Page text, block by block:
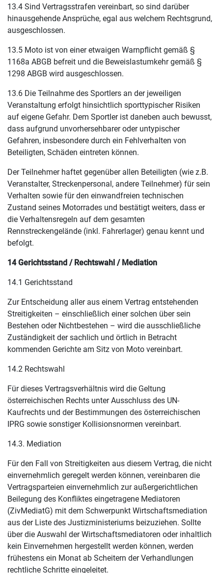
13.4 Sind Vertragsstrafen vereinbart, so sind darüber
hinausgehende Ansprüche, egal aus welchem Rechtsgrund,
ausgeschlossen.
13.5 Moto ist von einer etwaigen Warnpflicht gemäß §
1168a ABGB befreit und die Beweislastumkehr gemäß §
1298 ABGB wird ausgeschlossen.
13.6 Die Teilnahme des Sportlers an der jeweiligen
Veranstaltung erfolgt hinsichtlich sporttypischer Risiken
auf eigene Gefahr. Dem Sportler ist daneben auch bewusst,
dass aufgrund unvorhersehbarer oder untypischer
Gefahren, insbesondere durch ein Fehlverhalten von
Beteiligten, Schäden eintreten können.
Der Teilnehmer haftet gegenüber allen Beteiligten (wie z.B.
Veranstalter, Streckenpersonal, andere Teilnehmer) für sein
Verhalten sowie für den einwandfreien technischen
Zustand seines Motorrades und bestätigt weiters, dass er
die Verhaltensregeln auf dem gesamten
Rennstreckengelände (inkl. Fahrerlager) genau kennt und
befolgt.
14 Gerichtsstand / Rechtswahl / Mediation
14.1 Gerichtsstand
Zur Entscheidung aller aus einem Vertrag entstehenden
Streitigkeiten – einschließlich einer solchen über sein
Bestehen oder Nichtbestehen – wird die ausschließliche
Zuständigkeit der sachlich und örtlich in Betracht
kommenden Gerichte am Sitz von Moto vereinbart.
14.2 Rechtswahl
Für dieses Vertragsverhältnis wird die Geltung
österreichischen Rechts unter Ausschluss des UN-
Kaufrechts und der Bestimmungen des österreichischen
IPRG sowie sonstiger Kollisionsnormen vereinbart.
14.3. Mediation
Für den Fall von Streitigkeiten aus diesem Vertrag, die nicht
einvernehmlich geregelt werden können, vereinbaren die
Vertragsparteien einvernehmlich zur außergerichtlichen
Beilegung des Konfliktes eingetragene Mediatoren
(ZivMediatG) mit dem Schwerpunkt Wirtschaftsmediation
aus der Liste des Justizministeriums beizuziehen. Sollte
über die Auswahl der Wirtschaftsmediatoren oder inhaltlich
kein Einvernehmen hergestellt werden können, werden
frühestens ein Monat ab Scheitern der Verhandlungen
rechtliche Schritte eingeleitet.